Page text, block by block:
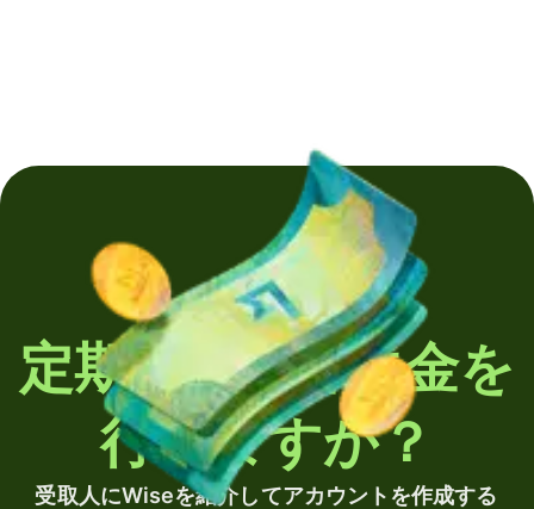
定期的に海外送金を
行いますか？
受取人にWiseを紹介してアカウントを作成する